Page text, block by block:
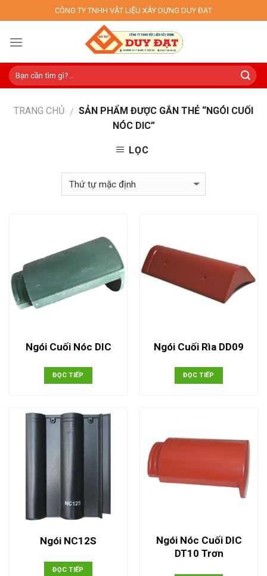
to
content
CÔNG TY TNHH VẬT LIỆU XÂY DỰNG DUY ĐẠT
TRANG CHỦ / SẢN PHẨM ĐƯỢC GẮN THẺ “NGÓI CUỐI
NÓC DIC”
LỌC
Ngói Cuối Nóc DIC
ĐỌC TIẾP
Ngói Cuối Rìa DD09
ĐỌC TIẾP
Ngói NC12S
ĐỌC TIẾP
Ngói Nóc Cuối DIC
DT10 Trơn